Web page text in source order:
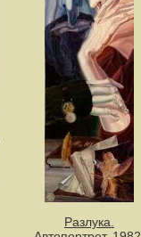
Разлука.